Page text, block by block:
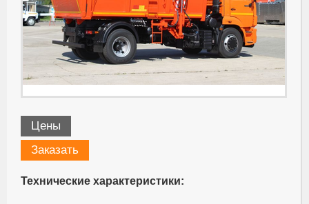
Цены
Заказать
Технические характеристики: